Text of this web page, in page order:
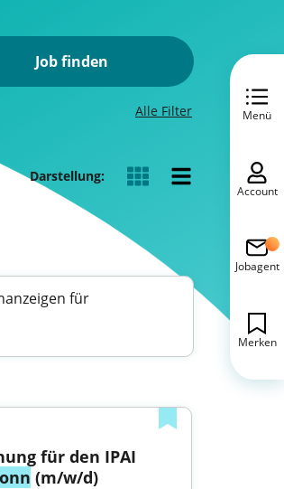
Job finden
Alle Filter
Darstellung:
für
für den IPAI
(m/w/d)
Menü
Account
Jobagent
Merken